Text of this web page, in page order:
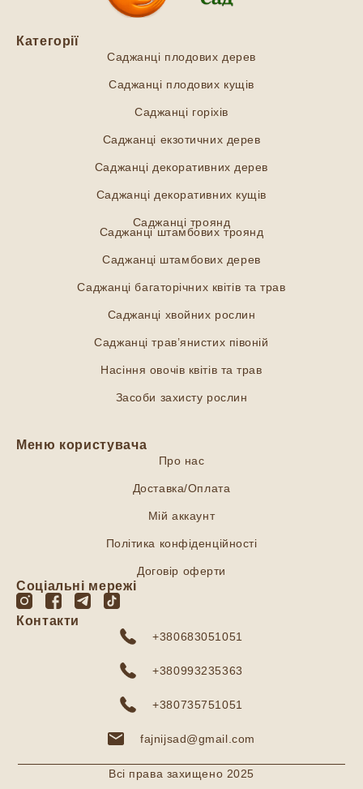
Категорії
Саджанці плодових дерев
Саджанці плодових кущів
Саджанці горіхів
Саджанці екзотичних дерев
Саджанці декоративних дерев
Саджанці декоративних кущів
Саджанці троянд
Саджанці штамбових троянд
Саджанці штамбових дерев
Саджанці багаторічних квітів та трав
Саджанці хвойних рослин
Саджанці трав’янистих півоній
Насіння овочів квітів та трав
Засоби захисту рослин
Меню користувача
Про нас
Доставка/Оплата
Мій аккаунт
Політика конфіденційності
Договір оферти
Соціальні мережі
Контакти
+380683051051
+380993235363
+380735751051
fajnijsad@gmail.com
Всі права захищено 2025